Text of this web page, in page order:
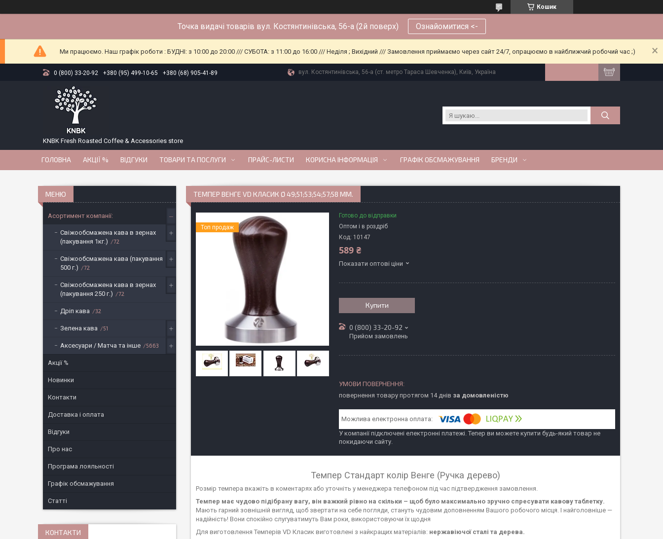
Кошик
Точка видачі товарів вул. Костянтинівська, 56-а (2й поверх) Ознайомитися <-
Ми працюємо. Наш графік роботи : БУДНІ: з 10:00 до 20:00 /// СУБОТА: з 11:00 до 16:00 /// Неділя ; Вихідний /// Замовлення приймаємо через сайт 24/7, опрацюємо в найближчий робочий час ;)
0 (800) 33-20-92 +380 (95) 499-10-65 +380 (68) 905-41-89 вул. Костянтинівська, 56-а (ст. метро Тараса Шевченка), Київ, Україна
KNBK Fresh Roasted Coffee & Accessories store
ГОЛОВНА АКЦІЇ % ВІДГУКИ ТОВАРИ ТА ПОСЛУГИ ПРАЙС-ЛИСТИ КОРИСНА ІНФОРМАЦІЯ ГРАФІК ОБСМАЖУВАННЯ БРЕНДИ
ТЕМПЕР ВЕНГЕ VD КЛАСИК Ø 49;51;53;54;57;58 ММ.
Топ продаж
Готово до відправки
Оптом і в роздріб
Код: 10147
589 ₴
Показати оптові ціни
Купити
0 (800) 33-20-92
Прийом замовлень
повернення товару протягом 14 днів за домовленістю
У компанії підключені електронні платежі. Тепер ви можете купити будь-який товар не
покидаючи сайту.
Темпер Стандарт колір Венге (Ручка дерево)
Розмір темпера вкажіть в коментарях або уточніть у менеджера телефоном під час підтвердження замовлення.
Темпер має чудово підібрану вагу, він важкий рівно на скільки – щоб було максимально зручно спресувати кавову таблетку.
Мають гарний зовнішній вигляд, щоб звертати на себе погляди, стануть чудовим доповненням Вашого робочого місця. І найголовніше —
надійність! Вони спокійно слугуватимуть Вам роки, використовуючи їх щодня
Для виготовлення Темперів VD Класик виготовлені з найкращих матеріалів: нержавіючої сталі та дерева.
Асортимент компанії:
Свіжообсмажена кава в зернах
(пакування 1кг.)
72
Свіжообсмажена кава (пакування
500 г.)
72
Свіжообсмажена кава в зернах
(пакування 250 г.)
72
Дріп кава 32
Зелена кава 51
Аксесуари / Матча та інше 5663
Акції %
Новинки
Контакти
Доставка і оплата
Відгуки
Про нас
Програма лояльності
Графік обсмажування
Статті
КОНТАКТИ